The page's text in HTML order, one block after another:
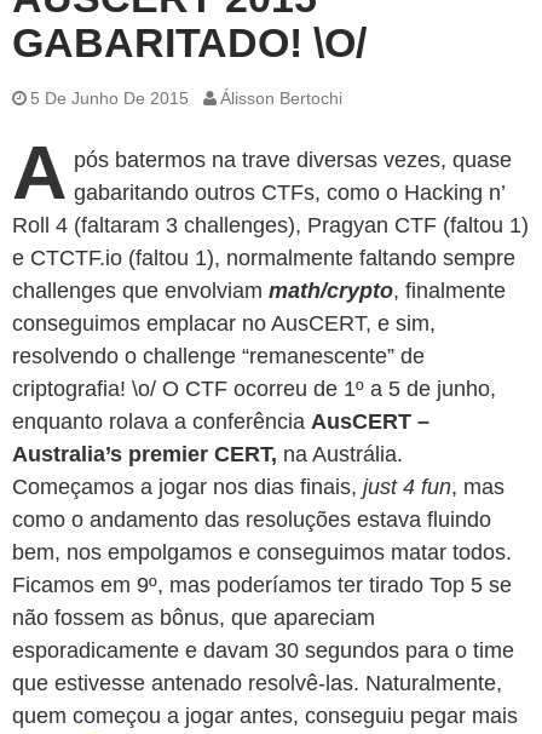
GABARITADO! \O/
5 De Junho De 2015 Álisson Bertochi
A pós batermos na trave diversas vezes, quase
gabaritando outros CTFs, como o Hacking n’
Roll 4 (faltaram 3 challenges), Pragyan CTF (faltou 1)
e CTCTF.io (faltou 1), normalmente faltando sempre
challenges que envolviam math/crypto, finalmente
conseguimos emplacar no AusCERT, e sim,
resolvendo o challenge “remanescente” de
criptografia! \o/ O CTF ocorreu de 1º a 5 de junho,
enquanto rolava a conferência AusCERT –
Australia’s premier CERT, na Austrália.
Começamos a jogar nos dias finais, just 4 fun, mas
como o andamento das resoluções estava fluindo
bem, nos empolgamos e conseguimos matar todos.
Ficamos em 9º, mas poderíamos ter tirado Top 5 se
não fossem as bônus, que apareciam
esporadicamente e davam 30 segundos para o time
que estivesse antenado resolvê-las. Naturalmente,
quem começou a jogar antes, conseguiu pegar mais